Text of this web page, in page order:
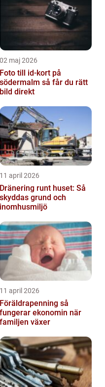
02 maj 2026
Foto till id-kort på
södermalm så får du rätt
bild direkt
11 april 2026
Dränering runt huset: Så
skyddas grund och
inomhusmiljö
11 april 2026
Föräldrapenning så
fungerar ekonomin när
familjen växer